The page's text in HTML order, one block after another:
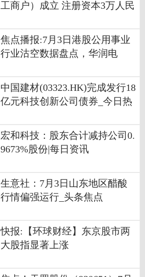
工商户）成立 注册资本3万人民
焦点播报:7月3日港股公用事业
行业沽空数据盘点，华润电
金额位居行业前三
中国建材(03323.HK)完成发行18
亿元科技创新公司债券_今日热
宏和科技：股东合计减持公司0.
9673%股份|每日资讯
生意社：7月3日山东地区醋酸
行情偏强运行_头条焦点
快报:【环球财经】东京股市两
大股指显著上涨